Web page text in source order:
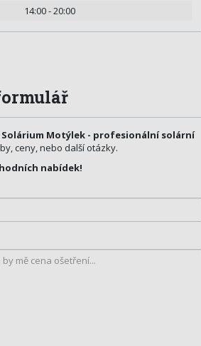
14:00 - 20:00
Solárium Motýlek - profesionální solární
ceny, nebo další otázky.
nabídek!